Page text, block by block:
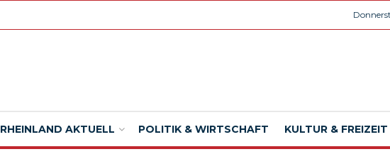
RHEINLAND AKTUELL POLITIK & WIRTSCHAFT KULTUR & FREIZEIT